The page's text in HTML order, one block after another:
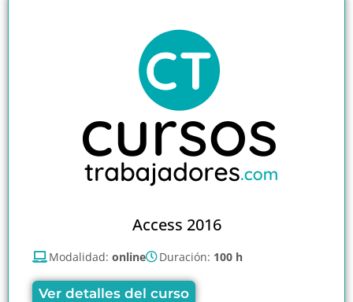
Access 2016
Modalidad: online Duración: 100 h
Ver detalles del curso